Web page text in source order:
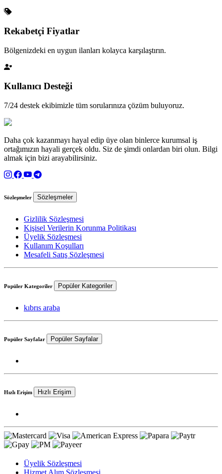
Rekabetçi Fiyatlar
Bölgenizdeki en uygun ilanları kolayca karşılaştırın.
Kullanıcı Desteği
7/24 destek ekibimizle tüm sorularınıza çözüm buluyoruz.
Daha çok kazanmayı hayal edip üye olan binlerce kurumsal iş
ortağımızın hayali gerçek oldu. Siz de şimdi onlardan biri olun. Bilgi
almak için bizi arayabilirsiniz.
Sözleşmeler Sözleşmeler
Gizlilik Sözleşmesi
Kişisel Verilerin Korunma Politikası
Üyelik Sözleşmesi
Kullanım Koşulları
Mesafeli Satış Sözleşmesi
Popüler Kategoriler Popüler Kategoriler
kıbrıs araba
Popüler Sayfalar Popüler Sayfalar
Hızlı Erişim Hızlı Erişim
Üyelik Sözleşmesi
Hizmet Alım Sözleşmesi